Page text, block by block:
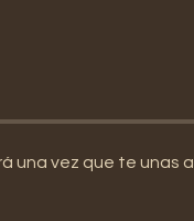
una vez que te unas al